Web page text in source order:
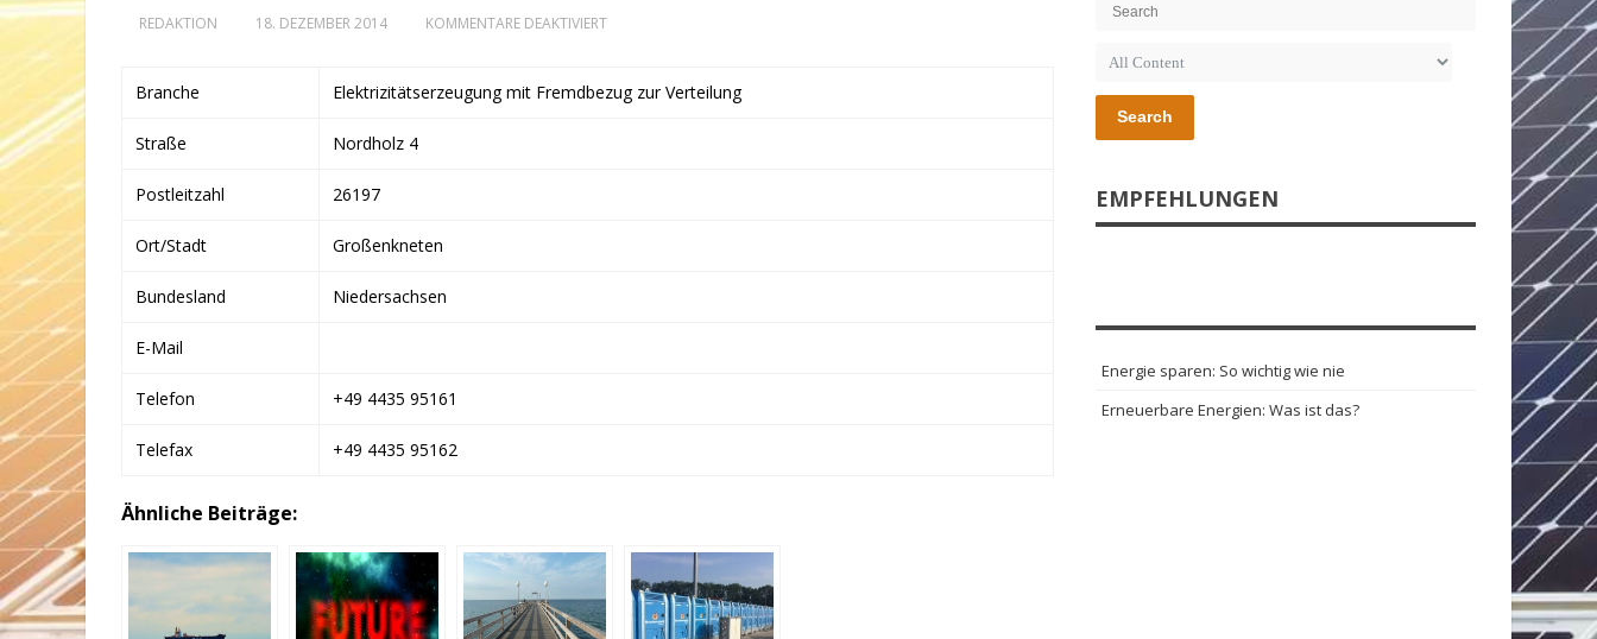
REDAKTION 18. DEZEMBER 2014 KOMMENTARE DEAKTIVIERTFÜR
Branche Elektrizitätserzeugung mit Fremdbezug zur Verteilung
Straße Nordholz 4
Postleitzahl 26197
Ort/Stadt Großenkneten
Bundesland Niedersachsen
E-Mail
Telefon +49 4435 95161
Telefax +49 4435 95162
Ähnliche Beiträge:
Search
EMPFEHLUNGEN
Energie sparen: So wichtig wie nie
Erneuerbare Energien: Was ist das?